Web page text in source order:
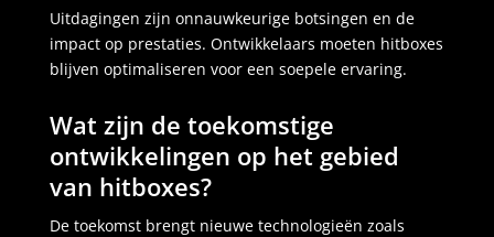
Uitdagingen zijn onnauwkeurige botsingen en de
impact op prestaties. Ontwikkelaars moeten hitboxes
blijven optimaliseren voor een soepele ervaring.
Wat zijn de toekomstige
ontwikkelingen op het gebied
van hitboxes?
De toekomst brengt nieuwe technologieën zoals